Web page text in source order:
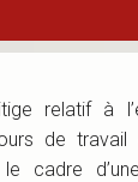
relatif à
de travail
cadre